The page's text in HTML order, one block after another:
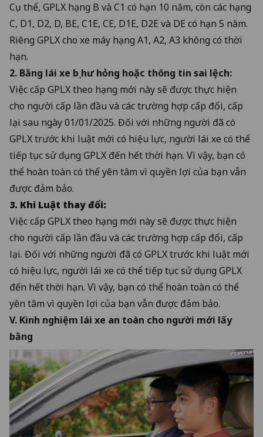
Cụ thể, GPLX hạng B và C1 có hạn 10 năm, còn các hạng
C, D1, D2, D, BE, C1E, CE, D1E, D2E và DE có hạn 5 năm.
Riêng GPLX cho xe máy hạng A1, A2, A3 không có thời
hạn.
2. Bằng lái xe bị hư hỏng hoặc thông tin sai lệch:
Việc cấp GPLX theo hạng mới này sẽ được thực hiện
cho người cấp lần đầu và các trường hợp cấp đổi, cấp
lại sau ngày 01/01/2025. Đối với những người đã có
GPLX trước khi luật mới có hiệu lực, người lái xe có thể
tiếp tục sử dụng GPLX đến hết thời hạn. Vì vậy, bạn có
thể hoàn toàn có thể yên tâm vì quyền lợi của bạn vẫn
được đảm bảo.
3. Khi Luật thay đổi:
Việc cấp GPLX theo hạng mới này sẽ được thực hiện
cho người cấp lần đầu và các trường hợp cấp đổi, cấp
lại. Đối với những người đã có GPLX trước khi luật mới
có hiệu lực, người lái xe có thể tiếp tục sử dụng GPLX
đến hết thời hạn. Vì vậy, bạn có thể hoàn toàn có thể
yên tâm vì quyền lợi của bạn vẫn được đảm bảo.
V. Kinh nghiệm lái xe an toàn cho người mới lấy
bằng